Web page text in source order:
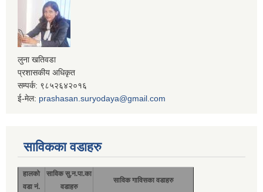
लुना खतिवडा
प्रशासकीय अधिकृत
सम्पर्क: ९८५२६४२०१६
ई-मेल: prashasan.suryodaya@gmail.com
साविकका वडाहरु
हालको
वडा नं.
साविक सु.न.पा.का
वडाहरु
साविक गाविसका वडाहरु